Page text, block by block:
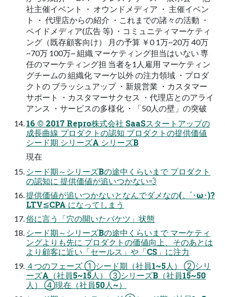
社主催イベント ・ オウンドメディア ・ 主催イベン
ト ・ 代理店からの紹介 ・これまでの諸々の活動 ・
ペイドメディア(広告 等) ・コミュニティマーケティ
ング（既存顧客向け） 月の予算 ￥0 1万~20万 40万
~70万 100万~ 組織 マーケティング担当はいない 専
任のマーケティング担 当者を1人雇用 マーケティン
グチームの 組織化 マーケ以外 の注力領域 ・プロダ
クトの ブラッシュアップ ・新規営業 ・カスタマー
サポート ・カスタマーサクセス ・代理店とのアライ
アンス ・サービスの多様化 ・「50人の壁」の突破
16 © 2017 Repro株式会社 SaaSスタートアップの
成長曲線 プロダクトの認知 プロダクトの提供価値
シード期 シリーズA シリーズB
現在
シード期～シリーズBの途中くらいまで プロダクト
の認知に 提供価値が追いつかない💨
提供価値が追いつかないとなんでダメなの(。´･ω･)?
LTV≦CPA になってしまう
俗に言う「穴の開いたバケツ」状態
シード期～シリーズBの途中くらいまで マーケティ
ングよりも先に プロダクトの価値向上、そのあとは
より顧客に近い「セールス」や「CS」に注力
４つのフェーズ ①シード期（社員1~5人） ②シリ
ーズA（社員5~15人） ③シリーズB（社員15~50
人） ④現在（社員50人~）